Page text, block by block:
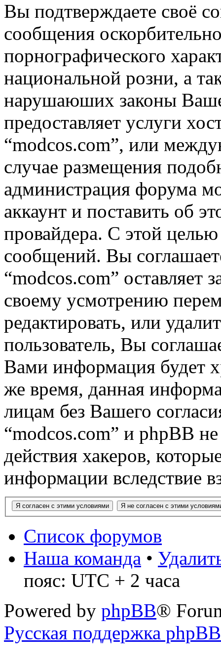
Вы подтверждаете своё
сообщения
порнографического
национальной розни, а
нарушаюших законы
предоставляет услуги
“modcos.com”, или
случае размещения
администрация форума
аккаунт и поставить об
провайдера. С этой
сообщений. Вы
“modcos.com” оставляет
своему усмотрению
редактировать, или
пользователь, Вы
Вами информация будет
же время, данная
лицам без Вашего
“modcos.com” и phpBB не
действия хакеров,
информации вследствие
Список форумов
Наша команда •
пояс: UTC + 2 часа
Powered by phpBB®
Русская поддержка phpBB